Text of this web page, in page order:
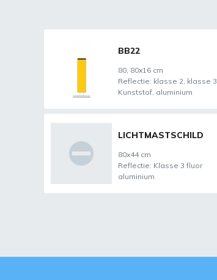
BB22
80, 80x16 cm
Reflectie: klasse 2, klasse 3
Kunststof, aluminium
LICHTMASTSCHILD
80x44 cm
Reflectie: Klasse 3 fluor
aluminium